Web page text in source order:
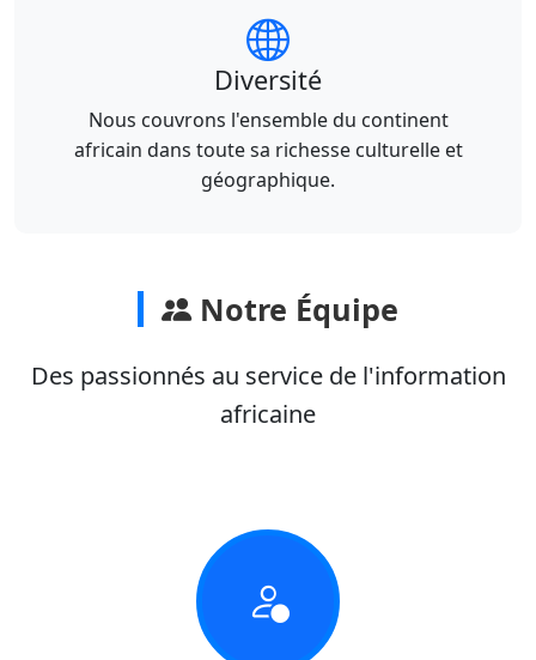
Diversité
Nous couvrons l'ensemble du continent
africain dans toute sa richesse culturelle et
géographique.
Notre Équipe
Des passionnés au service de l'information
africaine